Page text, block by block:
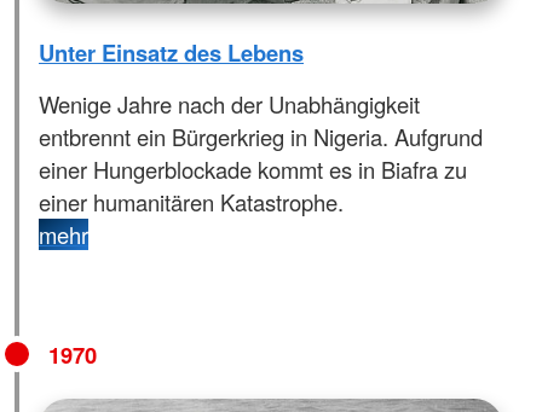
Unter Einsatz des Lebens
Wenige Jahre nach der Unabhängigkeit
entbrennt ein Bürgerkrieg in Nigeria. Aufgrund
einer Hungerblockade kommt es in Biafra zu
einer humanitären Katastrophe.
mehr
1970